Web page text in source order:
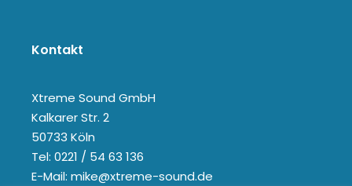
Kontakt
Xtreme Sound GmbH
Kalkarer Str. 2
50733 Köln
Tel: 0221 / 54 63 136
E-Mail: mike@xtreme-sound.de